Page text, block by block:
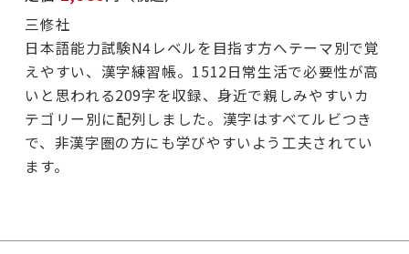
三修社
日本語能力試験N4レベルを目指す方へテーマ別で覚
えやすい、漢字練習帳。1512日常生活で必要性が高
いと思われる209字を収録、身近で親しみやすいカ
テゴリー別に配列しました。漢字はすべてルビつき
で、非漢字圏の方にも学びやすいよう工夫されてい
ます。